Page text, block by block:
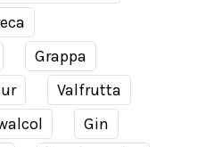
Grappa
Valfrutta
Gin